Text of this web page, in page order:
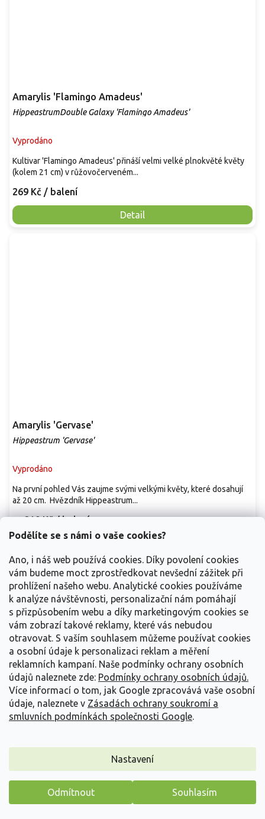
Podělíte se s námi o vaše cookies?
Ano, i náš web používá cookies. Díky povolení cookies
vám budeme moct zprostředkovat nevšední zážitek při
prohlížení našeho webu. Analytické cookies používáme
k analýze návštěvnosti, personalizační nám pomáhají
s přizpůsobením webu a díky marketingovým cookies se
vám zobrazí takové reklamy, které vás nebudou
otravovat. S vaším souhlasem můžeme používat cookies
a osobní údaje k personalizaci reklam a měření
reklamních kampaní. Naše podmínky ochrany osobních
údajů naleznete zde: Podmínky ochrany osobních údajů.
Více informací o tom, jak Google zpracovává vaše osobní
údaje, naleznete v Zásadách ochrany soukromí a
smluvních podmínkách společnosti Google.
Nastavení
Odmítnout Souhlasím
Amarylis 'Flamingo Amadeus'
HippeastrumDouble Galaxy 'Flamingo Amadeus'
Vyprodáno
269 Kč / balení
Detail
Kultivar 'Flamingo Amadeus' přináší velmi velké plnokvěté květy
(kolem 21 cm) v růžovočerveném...
Amarylis 'Gervase'
Hippeastrum 'Gervase'
Vyprodáno
219 Kč/ balení
Na první pohled Vás zaujme svými velkými květy, které dosahují
až 20 cm. Hvězdník Hippeastrum...
Amarylis 'Giant Amadeus'
Vyprodáno
Máme pro vás malý dárek